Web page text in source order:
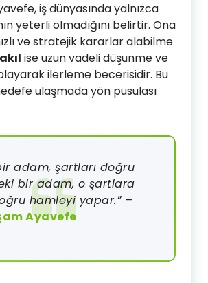
iş dünyasında yalnızca
yeterli olmadığını belirtir. Ona
ve stratejik kararlar alabilme
akıl ise uzun vadeli düşünme ve
ilerleme becerisidir. Bu
ulaşmada yön pusulası
bir adam, şartları doğru
bir adam, o şartlara
hamleyi yapar.” –
Ayavefe